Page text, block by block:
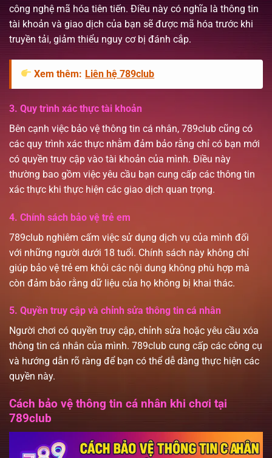
công nghệ mã hóa tiên tiến. Điều này có nghĩa là thông tin
tài khoản và giao dịch của bạn sẽ được mã hóa trước khi
truyền tải, giảm thiểu nguy cơ bị đánh cắp.
Xem thêm: Liên hệ 789club
3. Quy trình xác thực tài khoản
Bên cạnh việc bảo vệ thông tin cá nhân, 789club cũng có
các quy trình xác thực nhằm đảm bảo rằng chỉ có bạn mới
có quyền truy cập vào tài khoản của mình. Điều này
thường bao gồm việc yêu cầu bạn cung cấp các thông tin
xác thực khi thực hiện các giao dịch quan trọng.
4. Chính sách bảo vệ trẻ em
789club nghiêm cấm việc sử dụng dịch vụ của mình đối
với những người dưới 18 tuổi. Chính sách này không chỉ
giúp bảo vệ trẻ em khỏi các nội dung không phù hợp mà
còn đảm bảo rằng dữ liệu của họ không bị khai thác.
5. Quyền truy cập và chỉnh sửa thông tin cá nhân
Người chơi có quyền truy cập, chỉnh sửa hoặc yêu cầu xóa
thông tin cá nhân của mình. 789club cung cấp các công cụ
và hướng dẫn rõ ràng để bạn có thể dễ dàng thực hiện các
quyền này.
Cách bảo vệ thông tin cá nhân khi chơi tại
789club